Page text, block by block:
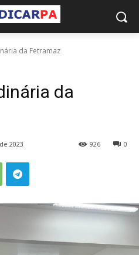
da Fetramaz
da
2023 0
926